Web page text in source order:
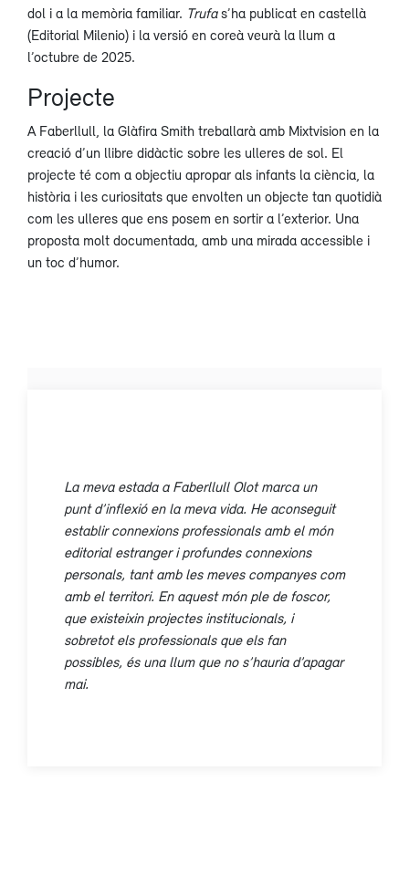
dol i a la memòria familiar. Trufas’ha publicat en castellà
(Editorial Milenio) i la versió en coreà veurà la llum a
l’octubre de 2025.
Projecte
A Faberllull, la Glàfira Smith treballarà amb Mixtvision en la
creació d’un llibre didàctic sobre les ulleres de sol. El
projecte té com a objectiu apropar als infants la ciència, la
història i les curiositats que envolten un objecte tan quotidià
com les ulleres que ens posem en sortir a l’exterior. Una
proposta molt documentada, amb una mirada accessible i
un toc d’humor.
La meva estada a Faberllull Olot marca un
punt d’inflexió en la meva vida. He aconseguit
establir connexions professionals amb el món
editorial estranger i profundes connexions
personals, tant amb les meves companyes com
amb el territori. En aquest món ple de foscor,
que existeixin projectes institucionals, i
sobretot els professionals que els fan
possibles, és una llum que no s’hauria d’apagar
mai.